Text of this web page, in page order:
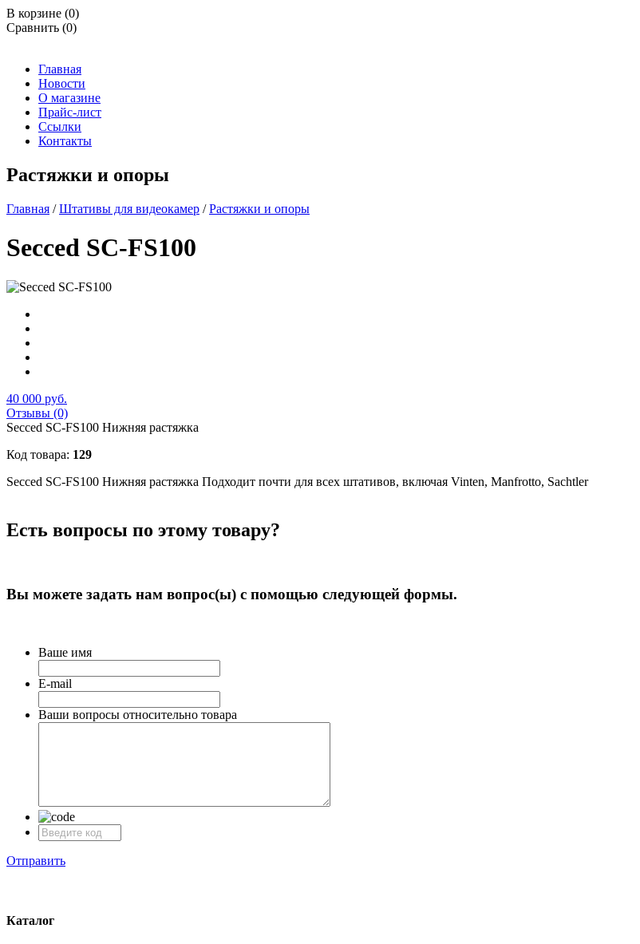
В корзине (0)
Сравнить (0)
Главная
Новости
О магазине
Прайс-лист
Ссылки
Контакты
Растяжки и опоры
Главная /Штативы для видеокамер /Растяжки и опоры
Secced SC-FS100
40 000 руб.
Отзывы (0)
Secced SC-FS100 Нижняя растяжка
Код товара: 129
Secced SC-FS100 Нижняя растяжка Подходит почти для всех штативов, включая Vinten, Manfrotto, Sachtler
Есть вопросы по этому товару?
Вы можете задать нам вопрос(ы) с помощью следующей формы.
Ваше имя
E-mail
Ваши вопросы относительно товара
Отправить
Каталог